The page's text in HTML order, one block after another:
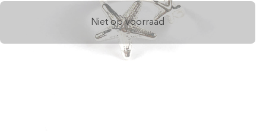
Niet op voorraad